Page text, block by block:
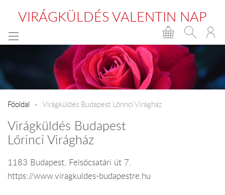
VIRÁGKÜLDÉS VALENTIN NAP
Főoldal Virágküldés Budapest Lőrinci Virágház
Virágküldés Budapest
Lőrinci Virágház
1183 Budapest, Felsőcsatári út 7.
https://www.viragkuldes-budapestre.hu